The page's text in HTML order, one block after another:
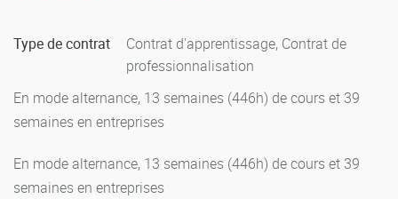
Pour chaque mention de licence professionnelle, les
établissements explicitent ses caractéristiques et,
y conduisent, ainsi que ses débouchés.
Les unités d'enseignement validées donnent lieu à
l'obtention de crédits européens, dans les conditions fixées
à l'article 8 de l'arrêté du 22 janvier 2014 susvisé.
Type de contrat
Contrat d'apprentissage, Contrat de
professionnalisation
En mode alternance, 13 semaines (446h) de cours et 39
semaines en entreprises
En mode alternance, 13 semaines (446h) de cours et 39
semaines en entreprises